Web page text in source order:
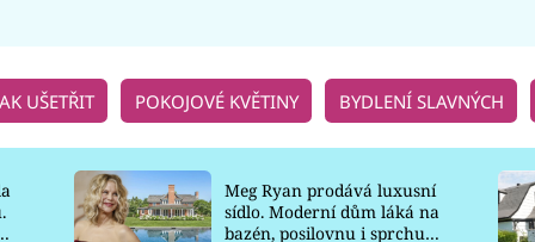
UŠETŘIT POKOJOVÉ KVĚTINY BYDLENÍ SLAVNÝCH
Meg Ryan prodává luxusní
sídlo. Moderní dům láká na
bazén, posilovnu i sprchu